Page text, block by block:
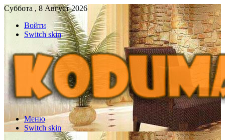
Суббота , 8 Август 2026
Войти
Switch skin
Меню
Switch skin